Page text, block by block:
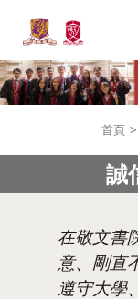
首頁 >
誠
在敬文書
意、剛直
遵守大學